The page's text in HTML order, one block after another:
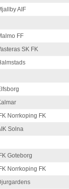
AIF
FF
SK FK
IFK Norrkoping FK
Solna
IFK Goteborg
IFK Norrkoping FK